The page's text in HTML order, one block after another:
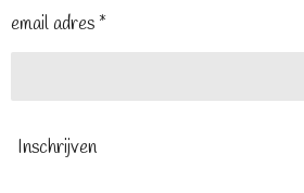
email adres *
Inschrijven